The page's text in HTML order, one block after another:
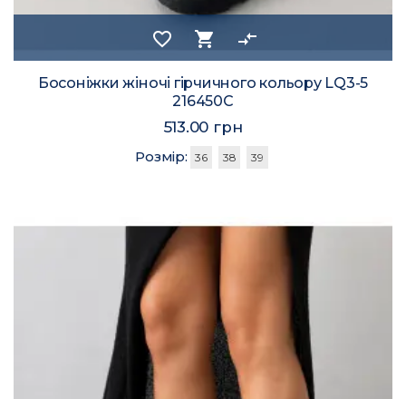
favorite_border shopping_cart compare_arrows
Босоніжки жіночі гірчичного кольору LQ3-5
216450C
513.00 грн
Розмір: 36 38 39